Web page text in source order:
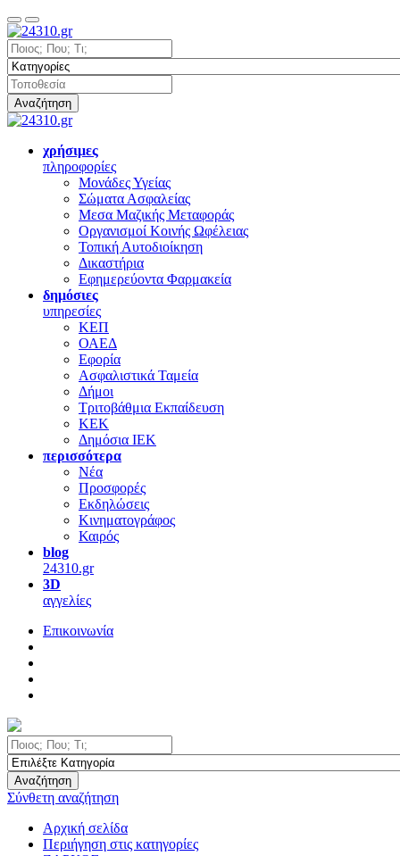
Αναζήτηση
χρήσιμες
πληροφορίες
Μονάδες Υγείας
Σώματα Ασφαλείας
Μεσα Μαζικής Μεταφοράς
Οργανισμοί Κοινής Ωφέλειας
Τοπική Αυτοδιοίκηση
Δικαστήρια
Εφημερεύοντα Φαρμακεία
δημόσιες
υπηρεσίες
ΚΕΠ
ΟΑΕΔ
Εφορία
Ασφαλιστικά Ταμεία
Δήμοι
Τριτοβάθμια Εκπαίδευση
ΚΕΚ
Δημόσια ΙΕΚ
περισσότερα
Νέα
Προσφορές
Εκδηλώσεις
Κινηματογράφος
Καιρός
blog
24310.gr
3D
αγγελίες
Επικοινωνία
Αναζήτηση
Σύνθετη αναζήτηση
Αρχική σελίδα
Περιήγηση στις κατηγορίες